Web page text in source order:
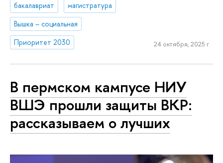
бакалавриат
магистратура
Вышка – социальная
Приоритет 2030
24 октября, 2025 г.
В пермском кампусе НИУ
ВШЭ прошли защиты ВКР:
рассказываем о лучших